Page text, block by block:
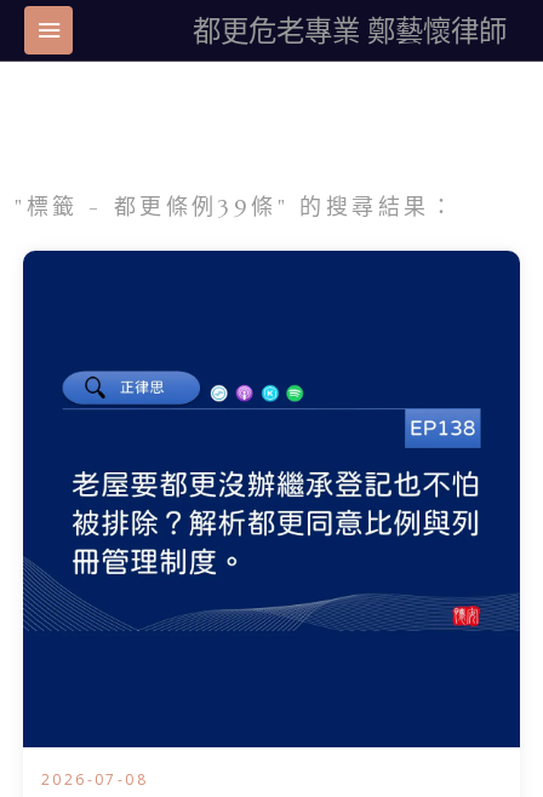
都更危老專業 鄭藝懷律師
"標籤 - 都更條例39條" 的搜尋結果：
2026-07-08